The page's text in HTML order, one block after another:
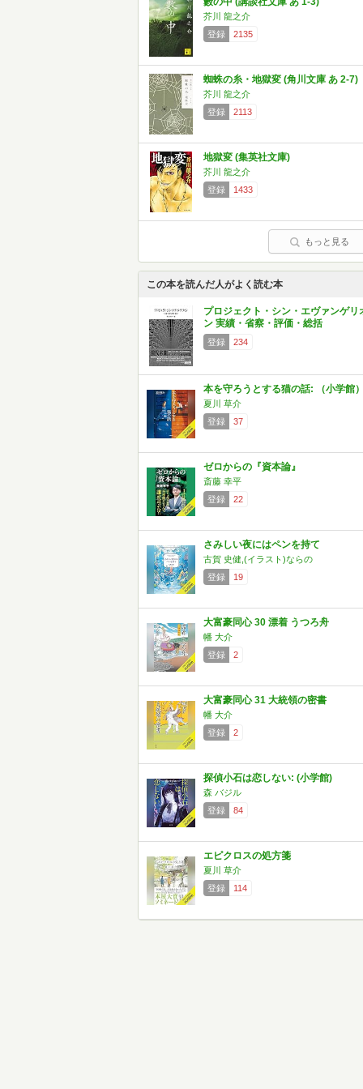
芥川 龍之介
登録
2135
蜘蛛の糸・地獄変 (角川文庫 あ 2-7)
芥川 龍之介
登録
2113
地獄変 (集英社文庫)
芥川 龍之介
登録
1433
もっと見る
この本を読んだ人がよく読む本
プロジェクト・シン・エヴァンゲリ
ン 実績・省察・評価・総括
登録 234
本を守ろうとする猫の話: （小学館
夏川 草介
登録
37
ゼロからの『資本論』
斎藤 幸平
登録
22
さみしい夜にはペンを持て
古賀 史健,(イラスト)ならの
登録
19
大富豪同心 30 漂着 うつろ舟
幡 大介
登録
2
大富豪同心 31 大統領の密書
幡 大介
登録
2
探偵小石は恋しない: (小学館)
森 バジル
登録
84
エピクロスの処方箋
夏川 草介
登録
114